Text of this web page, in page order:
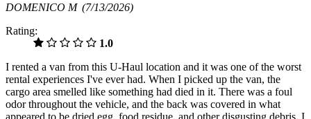
DOMENICO M (7/13/2026)
Rating:
1.0
I rented a van from this U-Haul location and it was one of the worst
rental experiences I've ever had. When I picked up the van, the
cargo area smelled like something had died in it. There was a foul
odor throughout the vehicle, and the back was covered in what
appeared to be dried egg, food residue, and other disgusting debris. I